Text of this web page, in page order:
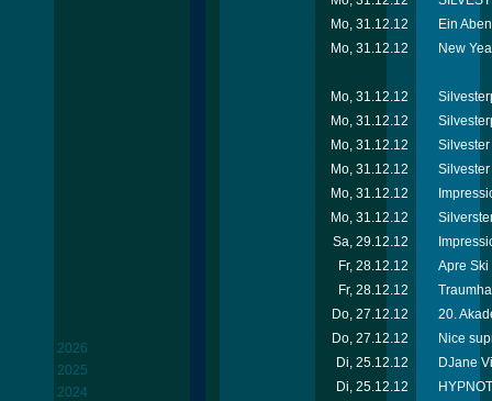
2026
2025
2024
Mo, 31.12.12
Ein
Mo, 31.12.12
New
Mo, 31.12.12
Mo, 31.12.12
Mo, 31.12.12
Mo, 31.12.12
Mo, 31.12.12
Mo, 31.12.12
Sa, 29.12.12
Fr, 28.12.12
Apre Ski
Fr, 28.12.12
Do, 27.12.12
20.
Do, 27.12.12
Nice
Di, 25.12.12
DJane
Di, 25.12.12